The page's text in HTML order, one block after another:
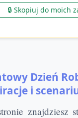
🔒 Skopiuj do moich
Dzień
i
znajdziesz